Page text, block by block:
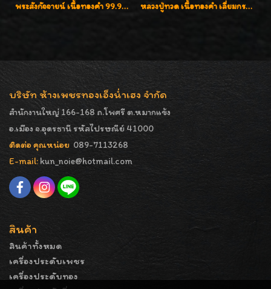
พระสังกัจจายน์ เนื้อทองคำ 99.99% หลวงปู่ทวด เนื้อทองคำ เลี่ยมกรอบทองคำประดับเพชรแท้และพลอยนพเก้า น่ารักมากๆค่ะ
บริษัท ห้างเพชรทองเอ็งน่ำเฮง จำกัด
สำนักงานใหญ่ 166-168 ถ.โพศรี ต.หมากแข้ง
อ.เมือง จ.อุดรธานี รหัสไปรษณีย์ 41000
ติดต่อ คุณหน่อย 089-7113268
E-mail: kun_noie@hotmail.com
สินค้า
สินค้าทั้งหมด
เครื่องประดับเพชร
เครื่องประดับทอง